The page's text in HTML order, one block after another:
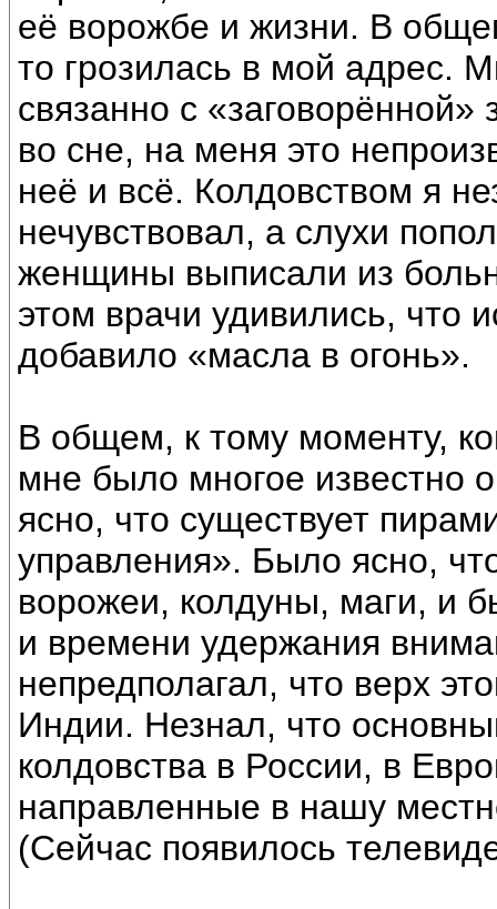
её ворожбе и жизни. В
то грозилась в мой адрес.
связанно с
во сне, на меня это
неё и всё. Колдовством я
нечувствовал, а слухи
женщины выписали из
этом врачи удивились, что
добавило «масла в огонь».
В общем, к тому моменту,
мне было многое известно
ясно, что существует
управления». Было ясно,
ворожеи, колдуны, маги, и
и времени удержания
непредполагал, что верх
Индии. Незнал, что
колдовства в России, в
направленные в нашу
(Сейчас появилось